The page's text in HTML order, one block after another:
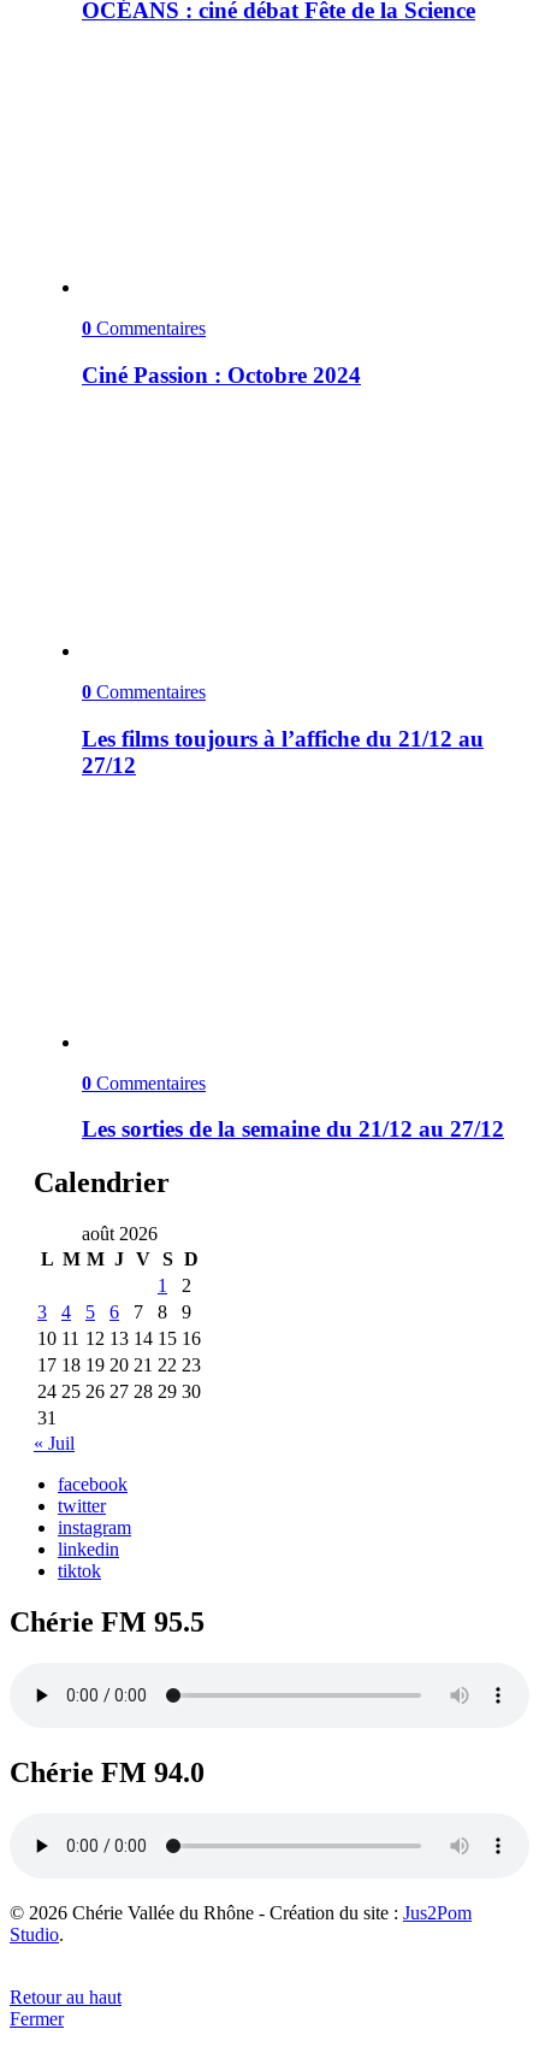
OCÉANS : ciné débat Fête de la Science
0 Commentaires
Ciné Passion : Octobre 2024
0 Commentaires
Les films toujours à l’affiche du 21/12 au
27/12
0 Commentaires
Les sorties de la semaine du 21/12 au 27/12
Calendrier
août 2026
L M M J V S D
1
2
3
4 5 6 7 8
9
10 11 12 13 14 15 16
17 18 19 20 21 22 23
24 25 26 27 28 29 30
31
« Juil
facebook
twitter
instagram
linkedin
tiktok
Chérie FM 95.5
Chérie FM 94.0
© 2026 Chérie Vallée du Rhône - Création du site : Jus2Pom
Studio.
Retour au haut
Fermer